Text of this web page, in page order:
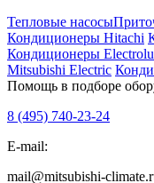
Тепловые насосы
Кондиционеры Hitachi
Кондиционеры
Mitsubishi Electric
Помощь в подборе
8 (495) 740-23-24
E-mail:
mail@mitsubishi-